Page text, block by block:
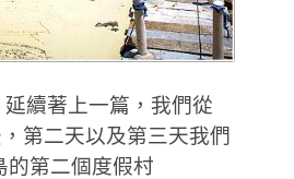
續著上一篇，我們從
第二天以及第三天我們
的第二個度假村